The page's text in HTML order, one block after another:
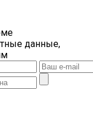
данные,